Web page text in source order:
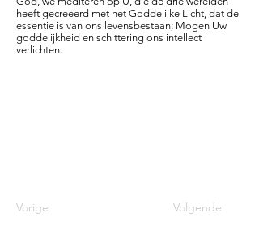
heeft gecreëerd met het Goddelijke Licht, dat de
essentie is van ons levensbestaan; Mogen Uw
goddelijkheid en schittering ons intellect
verlichten.
Vorige Volgende